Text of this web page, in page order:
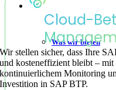
Was wir bieten
Cloud-
Wir stellen sicher, dass Ihre
und kosteneffizient bleibt – mit
kontinuierlichem Monitoring
Investition in SAP BTP.